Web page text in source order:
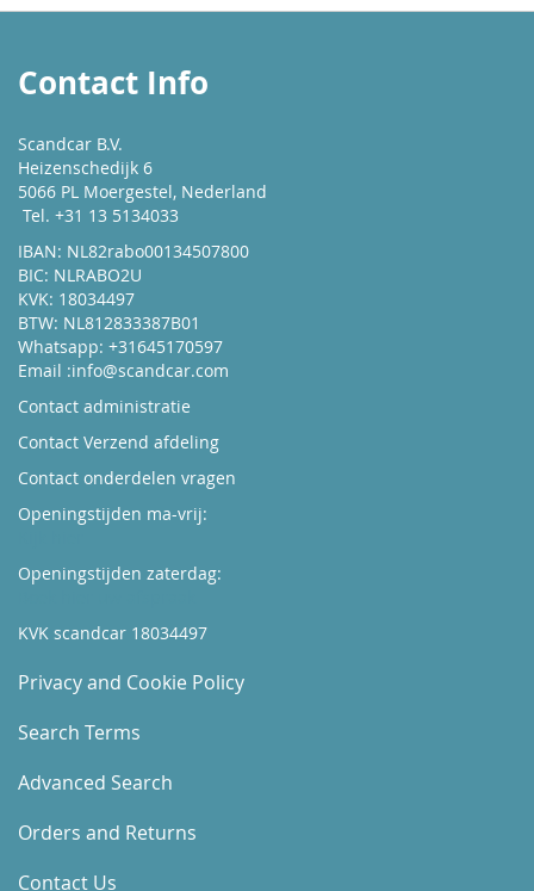
Contact Info
Scandcar B.V.
Heizenschedijk 6
5066 PL Moergestel, Nederland
Tel. +31 13 5134033
IBAN: NL82rabo00134507800
BIC: NLRABO2U
KVK: 18034497
BTW: NL812833387B01
Whatsapp: +31645170597
Email :info@scandcar.com
Contact administratie
Contact Verzend afdeling
Contact onderdelen vragen
Openingstijden ma-vrij:
Openingstijden zaterdag:
KVK scandcar 18034497
Privacy and Cookie Policy
Search Terms
Advanced Search
Orders and Returns
Contact Us